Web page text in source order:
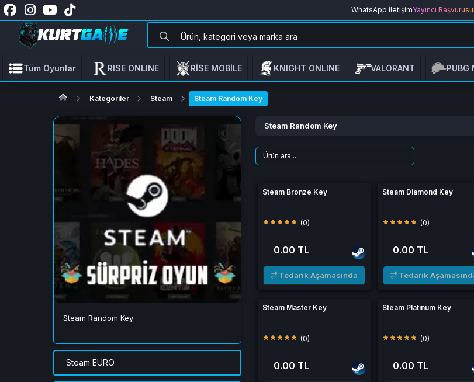
WhatsApp İletişimYayıncı Başvurusu
Tüm Oyunlar RISE ONLINE RİSE MOBİLE KNIGHT ONLINE VALORANT PUBG
Kategoriler Steam Steam Random Key
Steam Random Key
Steam EURO
Steam Random Key
Steam Bronze Key
(0)
0.00 TL
Tedarik Aşamasında
Steam Diamond Key
(0)
0.00 TL
Tedarik
Steam Master Key
(0)
0.00 TL
Steam Platinum Key
(0)
0.00 TL